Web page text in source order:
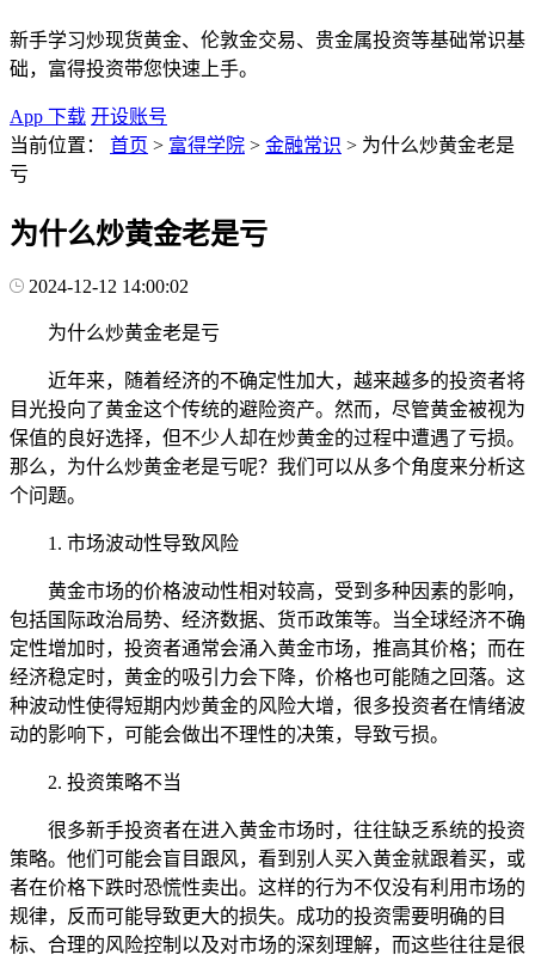
新手学习炒现货黄金、伦敦金交易、贵金属投资等基础常识基
础，富得投资带您快速上手。
App 下载 开设账号
当前位置：
首页 > 富得学院 > 金融常识 > 为什么炒黄金老是
亏
为什么炒黄金老是亏
2024-12-12 14:00:02
为什么炒黄金老是亏
近年来，随着经济的不确定性加大，越来越多的投资者将
目光投向了黄金这个传统的避险资产。然而，尽管黄金被视为
保值的良好选择，但不少人却在炒黄金的过程中遭遇了亏损。
那么，为什么炒黄金老是亏呢？我们可以从多个角度来分析这
个问题。
1. 市场波动性导致风险
黄金市场的价格波动性相对较高，受到多种因素的影响，
包括国际政治局势、经济数据、货币政策等。当全球经济不确
定性增加时，投资者通常会涌入黄金市场，推高其价格；而在
经济稳定时，黄金的吸引力会下降，价格也可能随之回落。这
种波动性使得短期内炒黄金的风险大增，很多投资者在情绪波
动的影响下，可能会做出不理性的决策，导致亏损。
2. 投资策略不当
很多新手投资者在进入黄金市场时，往往缺乏系统的投资
策略。他们可能会盲目跟风，看到别人买入黄金就跟着买，或
者在价格下跌时恐慌性卖出。这样的行为不仅没有利用市场的
规律，反而可能导致更大的损失。成功的投资需要明确的目
标、合理的风险控制以及对市场的深刻理解，而这些往往是很